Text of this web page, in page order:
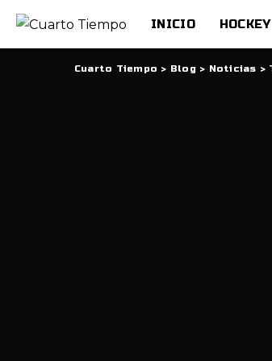
INICIO HOCKEY
Cuarto Tiempo > Blog> Noticias >